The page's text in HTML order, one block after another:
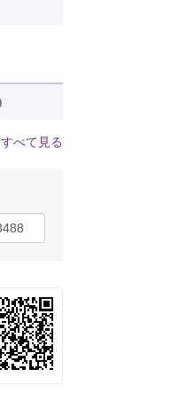
すべて見る